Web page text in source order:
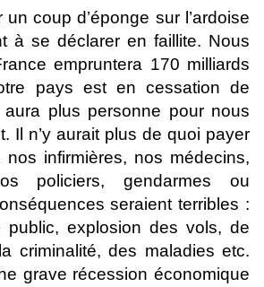
coup d’éponge sur l’ardoise
à se déclarer en faillite. Nous
empruntera 170 milliards
pays est en cessation de
aura plus personne pour nous
Il n’y aurait plus de quoi payer
nos infirmières, nos médecins,
policiers, gendarmes ou
seraient terribles :
public, explosion des vols, de
criminalité, des maladies etc.
grave récession économique